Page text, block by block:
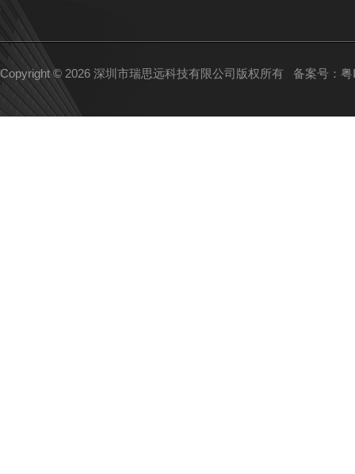
Copyright © 2026 深圳市瑞思远科技有限公司版权所有 备案号：